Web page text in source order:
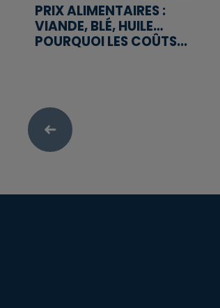
PRIX ALIMENTAIRES :
VIANDE, BLÉ, HUILE…
POURQUOI LES COÛTS...